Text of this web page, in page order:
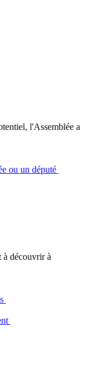
l'Assemblée a
ou un député
à découvrir à